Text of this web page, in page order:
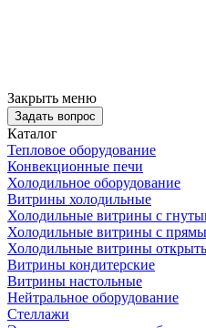
Закрыть меню
Задать вопрос
Каталог
Тепловое оборудование
Конвекционные печи
Холодильное оборудование
Витрины холодильные
Холодильные витрины с
Холодильные витрины с
Холодильные витрины
Витрины кондитерские
Витрины настольные
Нейтральное оборудование
Стеллажи